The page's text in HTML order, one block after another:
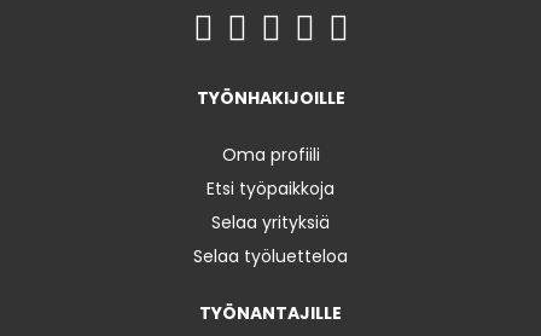
TYÖNHAKIJOILLE
Oma profiili
Etsi työpaikkoja
Selaa yrityksiä
Selaa työluetteloa
TYÖNANTAJILLE